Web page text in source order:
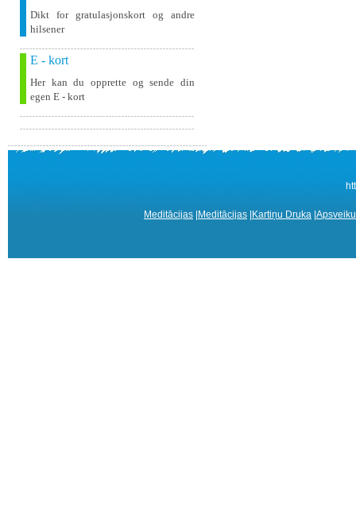
Dikt for gratulasjonskort og andre
hilsener
E - kort
Her kan du opprette og sende din
egen E - kort
Meditācijas Meditācijas Kartiņu Druka